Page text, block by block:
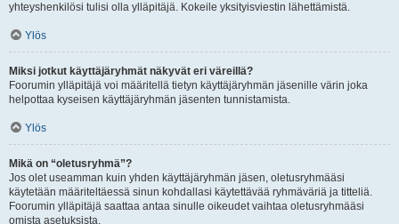
yhteyshenkilösi tulisi olla ylläpitäjä. Kokeile yksityisviestin lähettämistä.
Ylös
Miksi jotkut käyttäjäryhmät näkyvät eri väreillä?
Foorumin ylläpitäjä voi määritellä tietyn käyttäjäryhmän jäsenille värin joka
helpottaa kyseisen käyttäjäryhmän jäsenten tunnistamista.
Ylös
Mikä on “oletusryhmä”?
Jos olet useamman kuin yhden käyttäjäryhmän jäsen, oletusryhmääsi
käytetään määriteltäessä sinun kohdallasi käytettävää ryhmäväriä ja titteliä.
Foorumin ylläpitäjä saattaa antaa sinulle oikeudet vaihtaa oletusryhmääsi
omista asetuksista.